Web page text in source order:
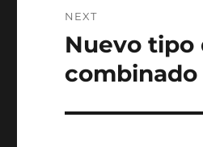
NEXT
Next
Nuevo tipo